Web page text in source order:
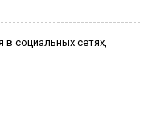
в социальных сетях,